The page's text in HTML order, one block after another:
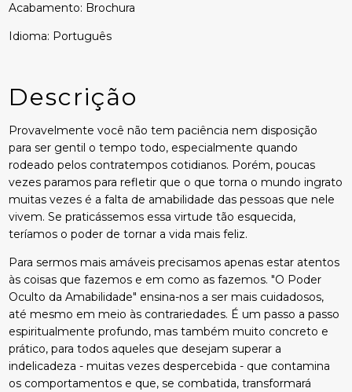
Acabamento: Brochura
Idioma: Português
Descrição
Provavelmente você não tem paciência nem disposição
para ser gentil o tempo todo, especialmente quando
rodeado pelos contratempos cotidianos. Porém, poucas
vezes paramos para refletir que o que torna o mundo ingrato
muitas vezes é a falta de amabilidade das pessoas que nele
vivem. Se praticássemos essa virtude tão esquecida,
teríamos o poder de tornar a vida mais feliz.
Para sermos mais amáveis precisamos apenas estar atentos
às coisas que fazemos e em como as fazemos. "O Poder
Oculto da Amabilidade" ensina-nos a ser mais cuidadosos,
até mesmo em meio às contrariedades. É um passo a passo
espiritualmente profundo, mas também muito concreto e
prático, para todos aqueles que desejam superar a
indelicadeza - muitas vezes despercebida - que contamina
os comportamentos e que, se combatida, transformará